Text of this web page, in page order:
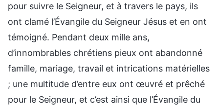
pour suivre le Seigneur, et à travers le pays, ils
ont clamé l’Évangile du Seigneur Jésus et en ont
témoigné. Pendant deux mille ans,
d’innombrables chrétiens pieux ont abandonné
famille, mariage, travail et intrications matérielles
; une multitude d’entre eux ont œuvré et prêché
pour le Seigneur, et c’est ainsi que l’Évangile du